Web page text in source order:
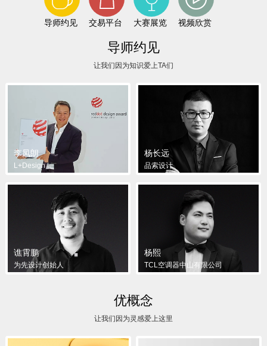
导师约见 交易平台 大赛展览 视频欣赏
导师约见
让我们因为知识爱上TA们
李凤朗
L+Design
杨长远
品索设计
谯霄鹏
为先设计创始人
杨熙
TCL空调器中山有限公司
优概念
让我们因为灵感爱上这里